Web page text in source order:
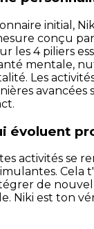
initial,
conçu
les 4 piliers
mentale,
Les
évoluent
activités se
Cela
de
Niki est ton